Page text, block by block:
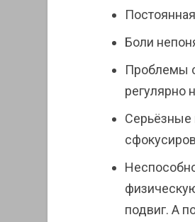
Боли
Проблемы
регулярно
Серьёзные
подвиг. А